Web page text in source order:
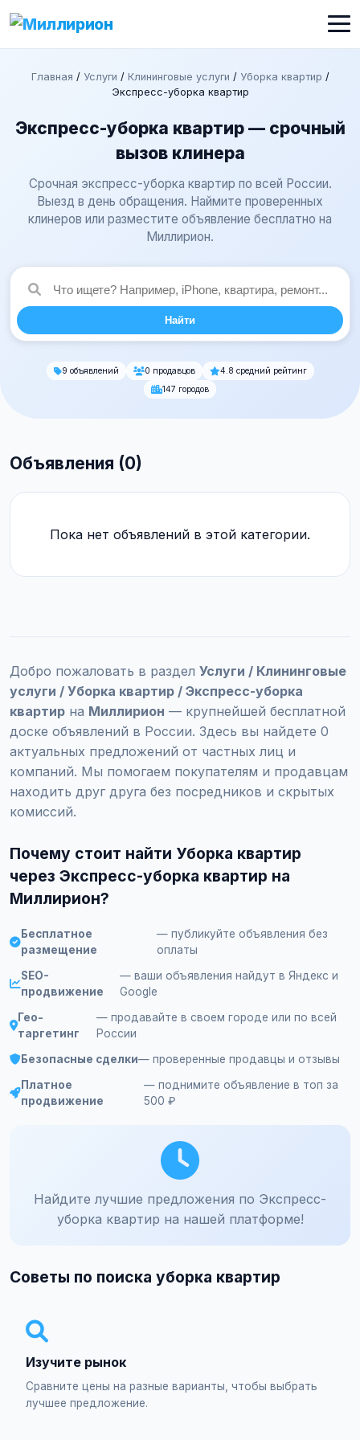
Главная / Услуги / Клининговые услуги / Уборка квартир /
Экспресс-уборка квартир
Экспресс-уборка квартир — срочный
вызов клинера
Срочная экспресс-уборка квартир по всей России.
Выезд в день обращения. Наймите проверенных
клинеров или разместите объявление бесплатно на
Миллирион.
Найти
9 объявлений 0 продавцов
4.8 средний рейтинг
147 городов
Объявления (0)
Пока нет объявлений в этой категории.
Добро пожаловать в раздел Услуги / Клининговые
услуги / Уборка квартир / Экспресс-уборка
квартир на Миллирион — крупнейшей бесплатной
доске объявлений в России. Здесь вы найдете 0
актуальных предложений от частных лиц и
компаний. Мы помогаем покупателям и продавцам
находить друг друга без посредников и скрытых
комиссий.
Почему стоит найти Уборка квартир
через Экспресс-уборка квартир на
Миллирион?
Бесплатное
размещение
— публикуйте объявления без
оплаты
SEO-
продвижение
— ваши объявления найдут в Яндекс и
Google
Гео-
таргетинг
— продавайте в своем городе или по всей
России
Безопасные сделки— проверенные продавцы и отзывы
Платное
продвижение
— поднимите объявление в топ за
500 ₽
Найдите лучшие предложения по Экспресс-
уборка квартир на нашей платформе!
Советы по поиска уборка квартир
Изучите рынок
Сравните цены на разные варианты, чтобы выбрать
лучшее предложение.